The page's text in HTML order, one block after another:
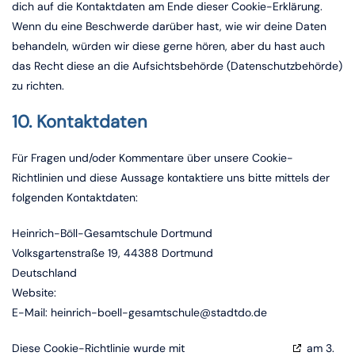
dich auf die Kontaktdaten am Ende dieser Cookie-Erklärung.
Wenn du eine Beschwerde darüber hast, wie wir deine Daten
behandeln, würden wir diese gerne hören, aber du hast auch
das Recht diese an die Aufsichtsbehörde (Datenschutzbehörde)
zu richten.
10. Kontaktdaten
Für Fragen und/oder Kommentare über unsere Cookie-
Richtlinien und diese Aussage kontaktiere uns bitte mittels der
folgenden Kontaktdaten:
Heinrich-Böll-Gesamtschule Dortmund
Volksgartenstraße 19, 44388 Dortmund
Deutschland
Website:
E-Mail: heinrich-boell-gesamtschule@stadtdo.de
Diese Cookie-Richtlinie wurde mit
am 3.